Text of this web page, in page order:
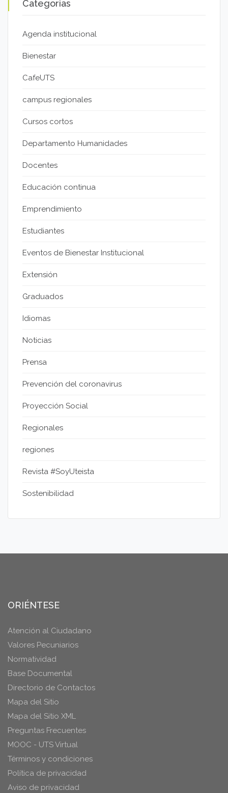
Categorias
Agenda institucional
Bienestar
CafeUTS
campus regionales
Cursos cortos
Departamento Humanidades
Docentes
Educación continua
Emprendimiento
Estudiantes
Eventos de Bienestar Institucional
Extensión
Graduados
Idiomas
Noticias
Prensa
Prevención del coronavirus
Proyección Social
Regionales
regiones
Revista #SoyUteista
Sostenibilidad
ORIÉNTESE
Atención al Ciudadano
Valores Pecuniarios
Normatividad
Base Documental
Directorio de Contactos
Mapa del Sitio
Mapa del Sitio XML
Preguntas Frecuentes
MOOC - UTS Virtual
Términos y condiciones
Política de privacidad
Aviso de privacidad